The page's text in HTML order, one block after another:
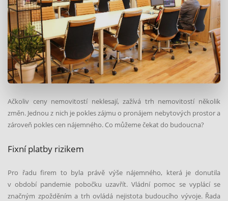
Ačkoliv ceny nemovitostí neklesají, zažívá trh nemovitostí několik
změn. Jednou z nich je pokles zájmu o pronájem nebytových prostor a
zároveň pokles cen nájemného. Co můžeme čekat do budoucna?
Fixní platby rizikem
Pro řadu firem to byla právě výše nájemného, která je donutila
v období pandemie pobočku uzavřít. Vládní pomoc se vyplácí se
značným zpožděním a trh ovládá nejistota budoucího vývoje. Řada